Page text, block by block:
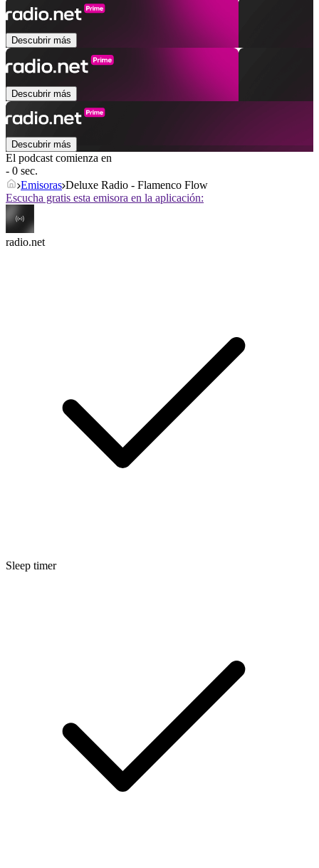
Descubrir más
Descubrir más
Descubrir más
El podcast comienza en
- 0 sec.
Emisoras Deluxe Radio - Flamenco Flow
Escucha gratis esta emisora en la aplicación:
radio.net
Sleep timer